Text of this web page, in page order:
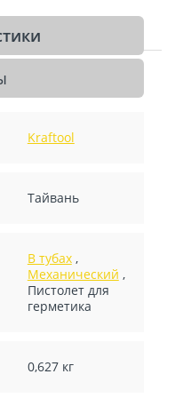
Kraftool
Тайвань
В тубах,
Механический ,
Пистолет для
герметика
0,627 кг